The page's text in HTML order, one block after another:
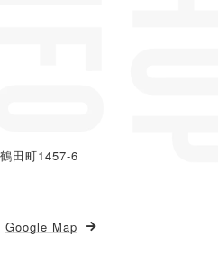
田町1457-6
Google Map